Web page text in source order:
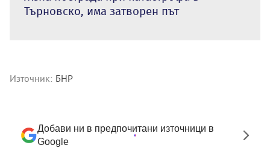
Търновско, има затворен път
Източник: БНР
Добави ни в предпочитани източници в
Google